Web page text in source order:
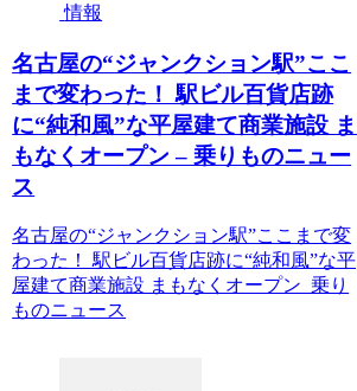
情報
名古屋の“ジャンクション駅”ここ
まで変わった！ 駅ビル百貨店跡
に“純和風”な平屋建て商業施設 ま
もなくオープン – 乗りものニュー
ス
名古屋の“ジャンクション駅”ここまで変
わった！ 駅ビル百貨店跡に“純和風”な平
屋建て商業施設 まもなくオープン 乗り
ものニュース